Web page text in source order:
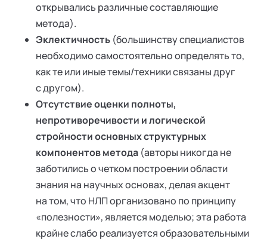
открывались различные составляющие
метода).
Эклектичность (большинству специалистов
необходимо самостоятельно определять то,
как те или иные темы/техники связаны друг
с другом).
Отсутствие оценки полноты,
непротиворечивости и логической
стройности основных структурных
компонентов метода (авторы никогда не
заботились о четком построении области
знания на научных основах, делая акцент
на том, что НЛП организовано по принципу
«полезности», является моделью; эта работа
крайне слабо реализуется образовательными